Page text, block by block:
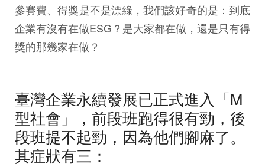
參賽費、得獎是不是漂綠，我們該好奇的是：到底
企業有沒有在做ESG？是大家都在做，還是只有得
獎的那幾家在做？
臺灣企業永續發展已正式進入「M
型社會」，前段班跑得很有勁，後
段班提不起勁，因為他們腳麻了。
其症狀有三：